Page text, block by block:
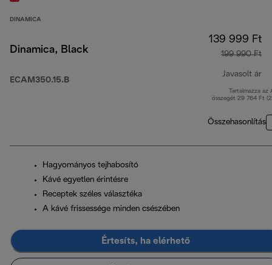
DINAMICA
Dinamica, Black
ECAM350.15.B
139 999 Ft
199 990 Ft
Javasolt ár
Tartalmazza az
összegét 29 764 Ft
Összehasonlítás
Hagyományos tejhabosító
Kávé egyetlen érintésre
Receptek széles választéka
A kávé frissessége minden csészében
Értesíts, ha elérhető